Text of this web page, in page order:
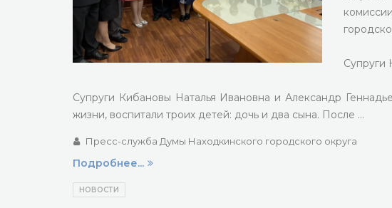
Супруги
Супруги Кибановы Наталья Ивановна и Александр
жизни, воспитали троих детей: дочь и два сына. После …
Пресс-служба Думы Находкинского городского округа
Подробнее...
НОВОСТИ